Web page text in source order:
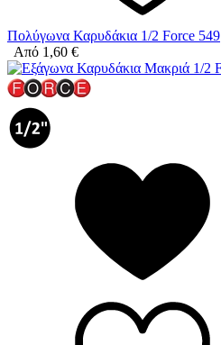
Πολύγωνα Καρυδάκια 1/2 Force 549
Από 1,60 €